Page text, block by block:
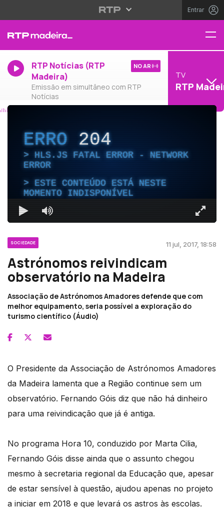
Entrar
RTP Notícias (RTP
Madeira)
Emissão em simultâneo com RTP
Notícias
NO AR
TV
RTP
ERRO204
HLS.JS FATAL ERROR - NETWORK
ERROR
ESTE CONTEÚDO ESTÁ NESTE
MOMENTO INDISPONÍVEL
SOCIEDADE 11 jul, 2017, 18:58
Astrónomos reivindicam
observatório na Madeira
Associação de Astrónomos Amadores defende que com
melhor equipamento, seria possível a exploração do
turismo científico (Áudio)
O Presidente da Associação de Astrónomos Amadores
da Madeira lamenta que a Região continue sem um
observatório. Fernando Góis diz que não há dinheiro
para uma reivindicação que já é antiga.
No programa Hora 10, conduzido por Marta Cilia,
Fernando Góis disse ainda que o assunto chegou
mesmo à secretaria regional da Educação que, apesar
de estar sensível à questão, ajudou apenas no projeto
a iniciar em 2018 e que levará os astros às escolas.